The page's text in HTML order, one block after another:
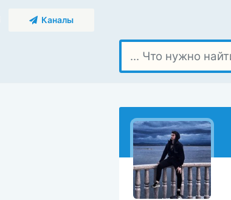
Каналы